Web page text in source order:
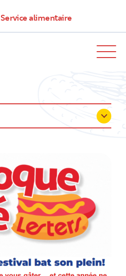
Service alimentaire